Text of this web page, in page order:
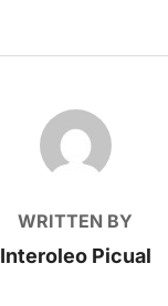
POST AUTHOR
WRITTEN BY
Interoleo Picual